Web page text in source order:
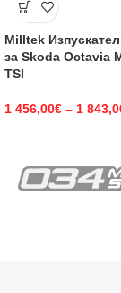
Milltek
за Skoda Octavia
TSI
1 456,00€ – 1